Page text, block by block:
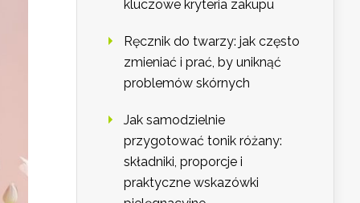
kluczowe kryteria zakupu
Ręcznik do twarzy: jak często
zmieniać i prać, by uniknąć
problemów skórnych
Jak samodzielnie
przygotować tonik różany:
składniki, proporcje i
praktyczne wskazówki